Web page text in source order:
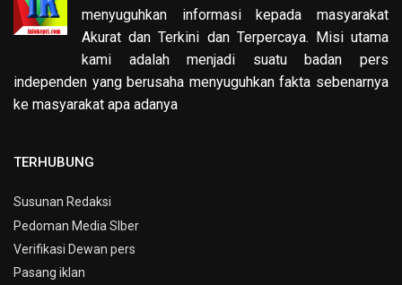
menyuguhkan informasi kepada masyarakat
Akurat dan Terkini dan Terpercaya. Misi utama
kami adalah menjadi suatu badan pers
independen yang berusaha menyuguhkan fakta sebenarnya
ke masyarakat apa adanya
TERHUBUNG
Susunan Redaksi
Pedoman Media SIber
Verifikasi Dewan pers
Pasang iklan